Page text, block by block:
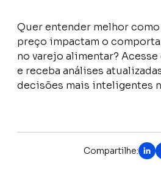
Quer entender melhor
preço impactam o
no varejo alimentar? Acesse
e receba análises
decisões mais inteligentes
Compartilhe: